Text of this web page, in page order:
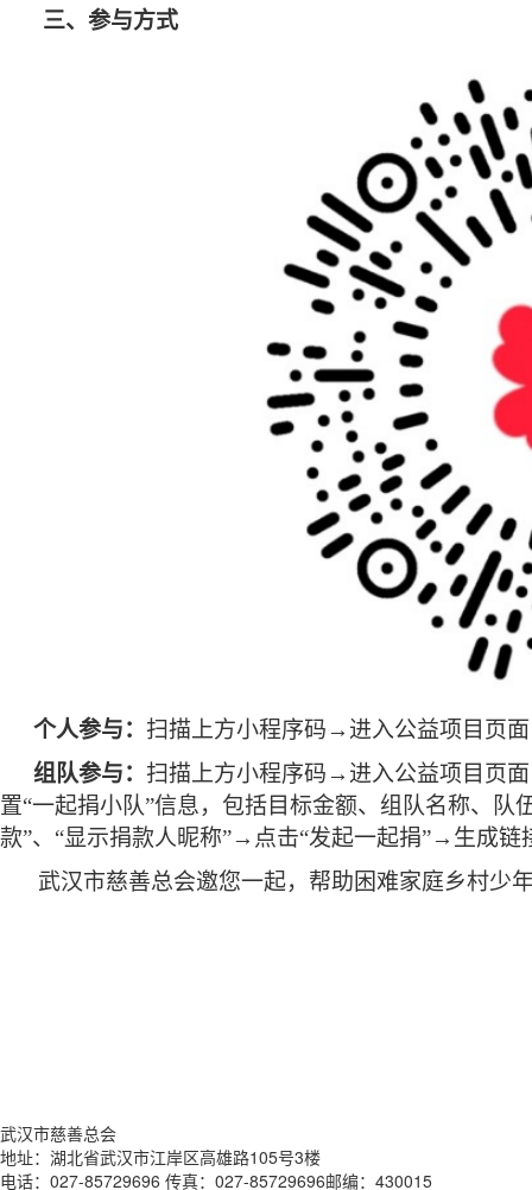
三、参与方式
个人参与： 扫描上方小程序码→进入公益项目页
组队参与： 扫描上方小程序码→进入公益项目页
置“一起捐小队”信息，包括目标金额、组队名称、
款”、“显示捐款人昵称”→点击“发起一起捐”→生成
武汉市慈善总会邀您一起，帮助困难家庭乡村少
武汉市慈善总会
地址：湖北省武汉市江岸区高雄路105号3楼
电话：027-85729696 传真：027-85729696邮编：430015